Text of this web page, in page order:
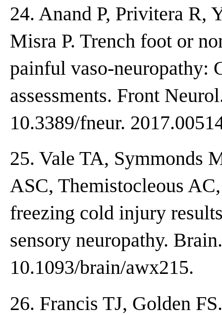
24. Anand P, Privitera R,
Misra P. Trench foot or
painful vaso-neuropathy:
assessments. Front
10.3389/fneur.
25. Vale TA, Symmonds
ASC, Themistocleous
freezing cold injury
sensory neuropathy.
10.1093/brain/awx215.
26. Francis TJ, Golden